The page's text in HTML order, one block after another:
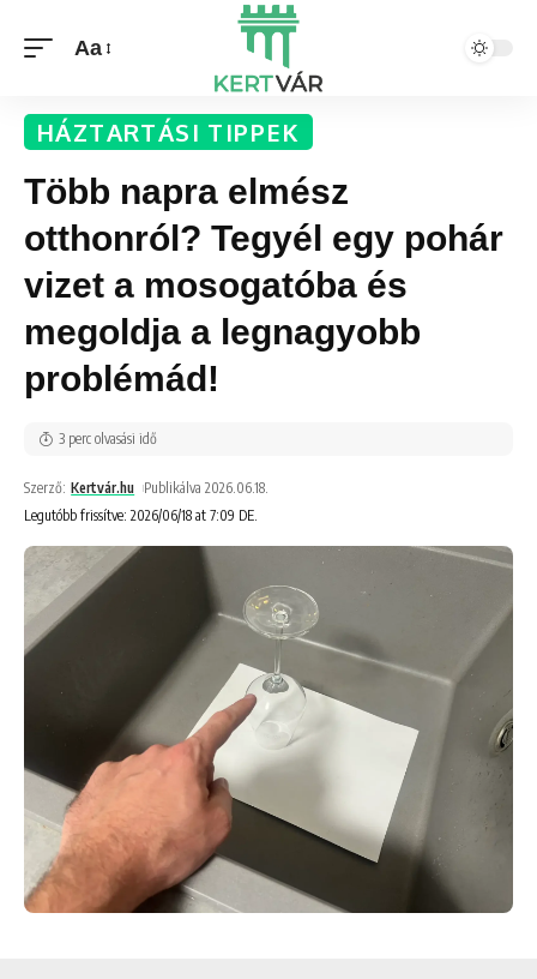
Aa
HÁZTARTÁSI TIPPEK
Több napra elmész
otthonról? Tegyél egy pohár
vizet a mosogatóba és
megoldja a legnagyobb
problémád!
Legutóbb frissítve: 2026/06/18 at 7:09 DE.
Szerző: Kertvár.hu Publikálva 2026.06.18.
3 perc olvasási idő